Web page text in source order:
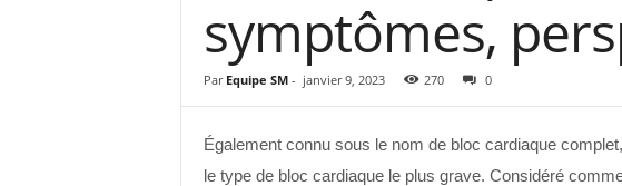
symptômes,
Par Equipe SM- janvier 9, 2023 270 0
Également connu sous le nom de bloc cardiaque
le type de bloc cardiaque le plus grave. Considéré